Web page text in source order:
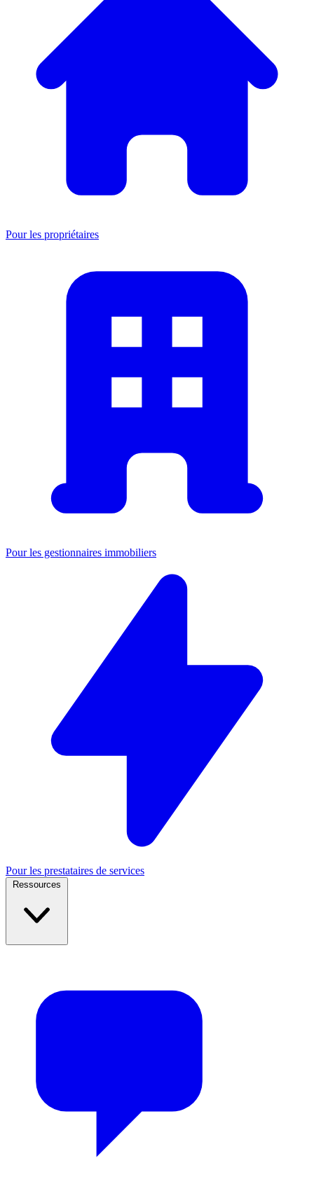
Pour les propriétaires
Pour les gestionnaires immobiliers
Pour les prestataires de services